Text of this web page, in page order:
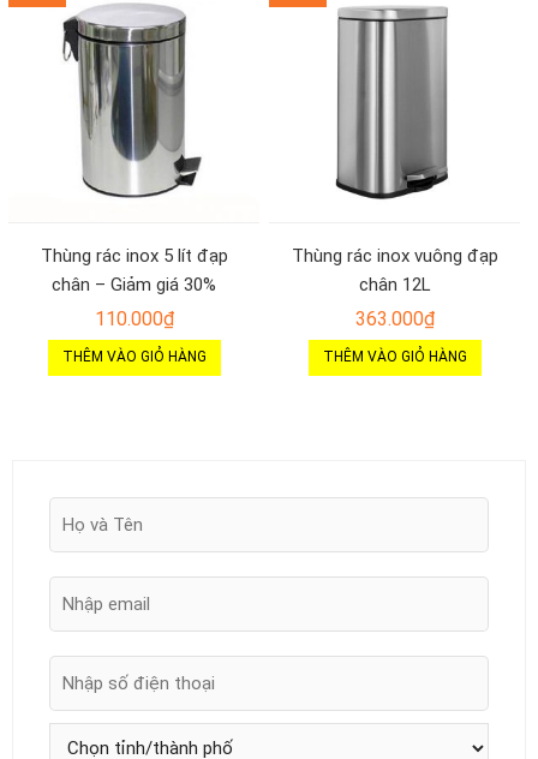
Thùng rác inox 5 lít đạp
chân – Giảm giá 30%
110.000₫
THÊM VÀO GIỎ HÀNG
Thùng rác inox vuông đạp
chân 12L
363.000₫
THÊM VÀO GIỎ HÀNG